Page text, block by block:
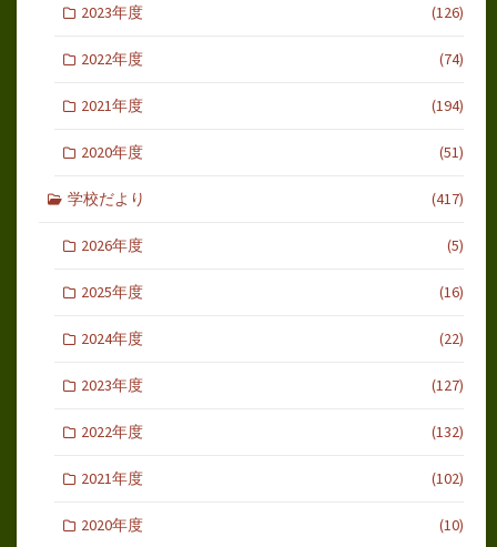
2023年度 (126)
2022年度 (74)
2021年度 (194)
2020年度 (51)
学校だより (417)
2026年度 (5)
2025年度 (16)
2024年度 (22)
2023年度 (127)
2022年度 (132)
2021年度 (102)
2020年度 (10)